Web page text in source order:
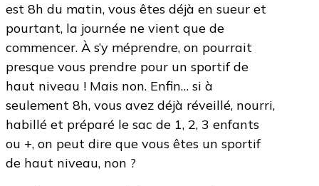
est 8h du matin, vous êtes déjà en sueur et
pourtant, la journée ne vient que de
commencer. À s’y méprendre, on pourrait
presque vous prendre pour un sportif de
haut niveau ! Mais non. Enfin… si à
seulement 8h, vous avez déjà réveillé, nourri,
habillé et préparé le sac de 1, 2, 3 enfants
ou +, on peut dire que vous êtes un sportif
de haut niveau, non ?